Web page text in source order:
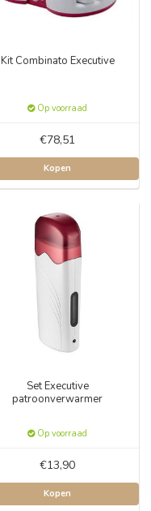
Kit Combinato Executive
Op voorraad
€78,51
Kopen
Set Executive
patroonverwarmer
Op voorraad
€13,90
Kopen